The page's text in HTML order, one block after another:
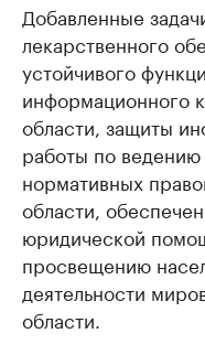
Добавленные
лекарственного
устойчивого
информационного
области, защиты
работы по
нормативных
области,
юридической
просвещению
деятельности
области.